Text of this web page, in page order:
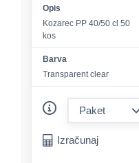
Opis
Kozarec PP 40/50 cl 50
kos
Barva
Transparent clear
Izračunaj